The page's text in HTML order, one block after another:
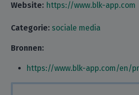
Website: https://www.blk-app.com
Categorie: sociale media
Bronnen:
https://www.blk-app.com/en/